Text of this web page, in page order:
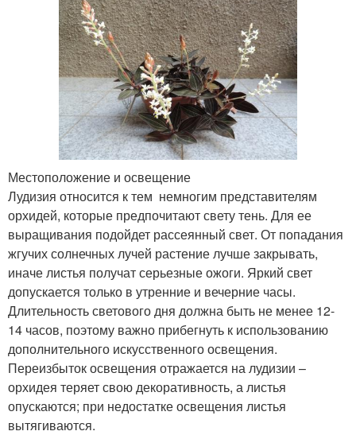
Местоположение и освещение
Лудизия относится к тем немногим представителям
орхидей, которые предпочитают свету тень. Для ее
выращивания подойдет рассеянный свет. От попадания
жгучих солнечных лучей растение лучше закрывать,
иначе листья получат серьезные ожоги. Яркий свет
допускается только в утренние и вечерние часы.
Длительность светового дня должна быть не менее 12-
14 часов, поэтому важно прибегнуть к использованию
дополнительного искусственного освещения.
Переизбыток освещения отражается на лудизии –
орхидея теряет свою декоративность, а листья
опускаются; при недостатке освещения листья
вытягиваются.